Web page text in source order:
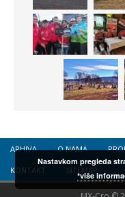
ARHIVA O NAMA
KONTAKT SITEMAP
Nastavkom pregleda
*više